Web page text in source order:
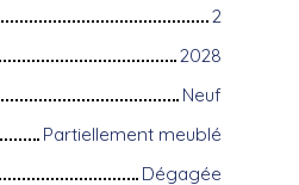
2
2028
Neuf
Partiellement meublé
Dégagée